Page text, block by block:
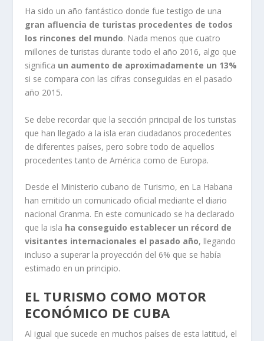
Ha sido un año fantástico donde fue testigo de una
gran afluencia de turistas procedentes de todos
los rincones del mundo. Nada menos que cuatro
millones de turistas durante todo el año 2016, algo que
significa un aumento de aproximadamente un 13%
si se compara con las cifras conseguidas en el pasado
año 2015.
Se debe recordar que la sección principal de los turistas
que han llegado a la isla eran ciudadanos procedentes
de diferentes países, pero sobre todo de aquellos
procedentes tanto de América como de Europa.
Desde el Ministerio cubano de Turismo, en La Habana
han emitido un comunicado oficial mediante el diario
nacional Granma. En este comunicado se ha declarado
que la isla ha conseguido establecer un récord de
visitantes internacionales el pasado año, llegando
incluso a superar la proyección del 6% que se había
estimado en un principio.
EL TURISMO COMO MOTOR
ECONÓMICO DE CUBA
Al igual que sucede en muchos países de esta latitud, el